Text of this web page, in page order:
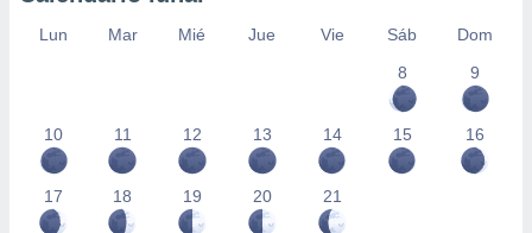
Lun Mar Mié Jue Vie Sáb
Dom
8
9
10 11 12 13 14 15 16
17 18 19 20 21